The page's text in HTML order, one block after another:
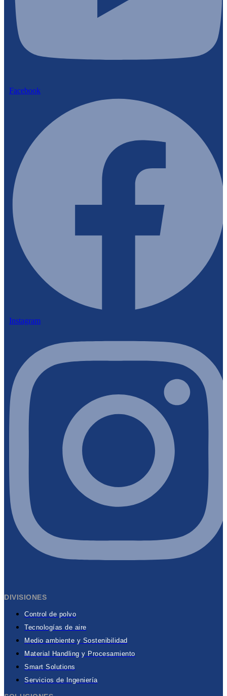
Facebook
Instagram
DIVISIONES
Control de polvo
Tecnologías de aire
Medio ambiente y Sostenibilidad
Material Handling y Procesamiento
Smart Solutions
Servicios de Ingeniería